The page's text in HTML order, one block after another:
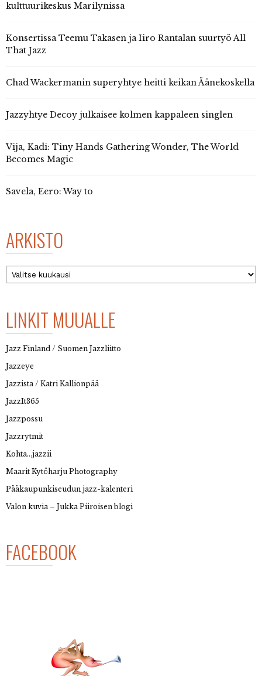
kulttuurikeskus Marilynissa
Konsertissa Teemu Takasen ja Iiro Rantalan suurtyö All
That Jazz
Chad Wackermanin superyhtye heitti keikan Äänekoskella
Jazzyhtye Decoy julkaisee kolmen kappaleen singlen
Vija, Kadi: Tiny Hands Gathering Wonder, The World
Becomes Magic
Savela, Eero: Way to
ARKISTO
Arkisto
LINKIT MUUALLE
Jazz Finland / Suomen Jazzliitto
Jazzeye
Jazzista / Katri Kallionpää
JazzIt365
Jazzpossu
Jazzrytmit
Kohta…jazzii
Maarit Kytöharju Photography
Pääkaupunkiseudun jazz-kalenteri
Valon kuvia – Jukka Piiroisen blogi
FACEBOOK